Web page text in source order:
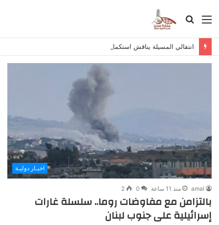
القائمة بحث
انتقالي المسيلة يناقش استكمال برنامج التصعيد الشعبي
اخبـار دوليـة
amal منذ 11 ساعة 0
2
بالتزامن مع مفاوضات روما.. سلسلة غارات
إسرائيلية على جنوب لبنان